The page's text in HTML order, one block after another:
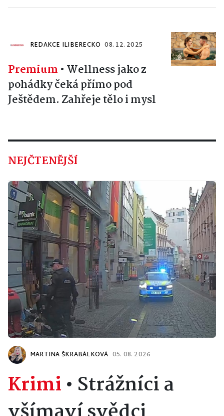
REDAKCE ILIBERECKO 08. 12. 2025
Premium • Wellness jako z
pohádky čeká přímo pod
Ještědem. Zahřeje tělo i mysl
NEJČTENĚJŠÍ
MARTINA ŠKRABÁLKOVÁ 05. 08. 2026
Krimi• Strážníci a